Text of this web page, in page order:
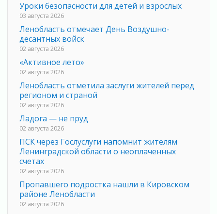
Уроки безопасности для детей и взрослых
03 августа 2026
Ленобласть отмечает День Воздушно-
десантных войск
02 августа 2026
«Активное лето»
02 августа 2026
Ленобласть отметила заслуги жителей перед
регионом и страной
02 августа 2026
Ладога — не пруд
02 августа 2026
ПСК через Гослуслуги напомнит жителям
Ленинградской области о неоплаченных
счетах
02 августа 2026
Пропавшего подростка нашли в Кировском
районе Ленобласти
02 августа 2026